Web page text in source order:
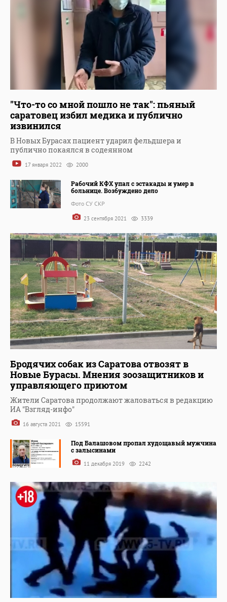
"Что-то со мной пошло не так": пьяный
саратовец избил медика и публично
извинился
В Новых Бурасах пациент ударил фельдшера и
публично покаялся в содеянном
17 января 2022 2000
Рабочий КФХ упал с эстакады и умер в
больнице. Возбуждено дело
Фото СУ СКР
23 сентября 2021 3339
Бродячих собак из Саратова отвозят в
Новые Бурасы. Мнения зоозащитников и
управляющего приютом
Жители Саратова продолжают жаловаться в редакцию
ИА "Взгляд-инфо"
16 августа 2021 15591
Под Балашовом пропал худощавый мужчина
с залысинами
11 декабря 2019 2242